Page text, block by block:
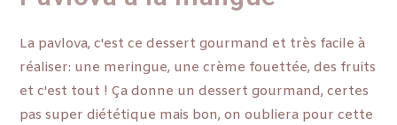
La pavlova, c'est ce dessert gourmand et très facile à
réaliser: une meringue, une crème fouettée, des fruits
et c'est tout ! Ça donne un dessert gourmand, certes
pas super diététique mais bon, on oubliera pour cette